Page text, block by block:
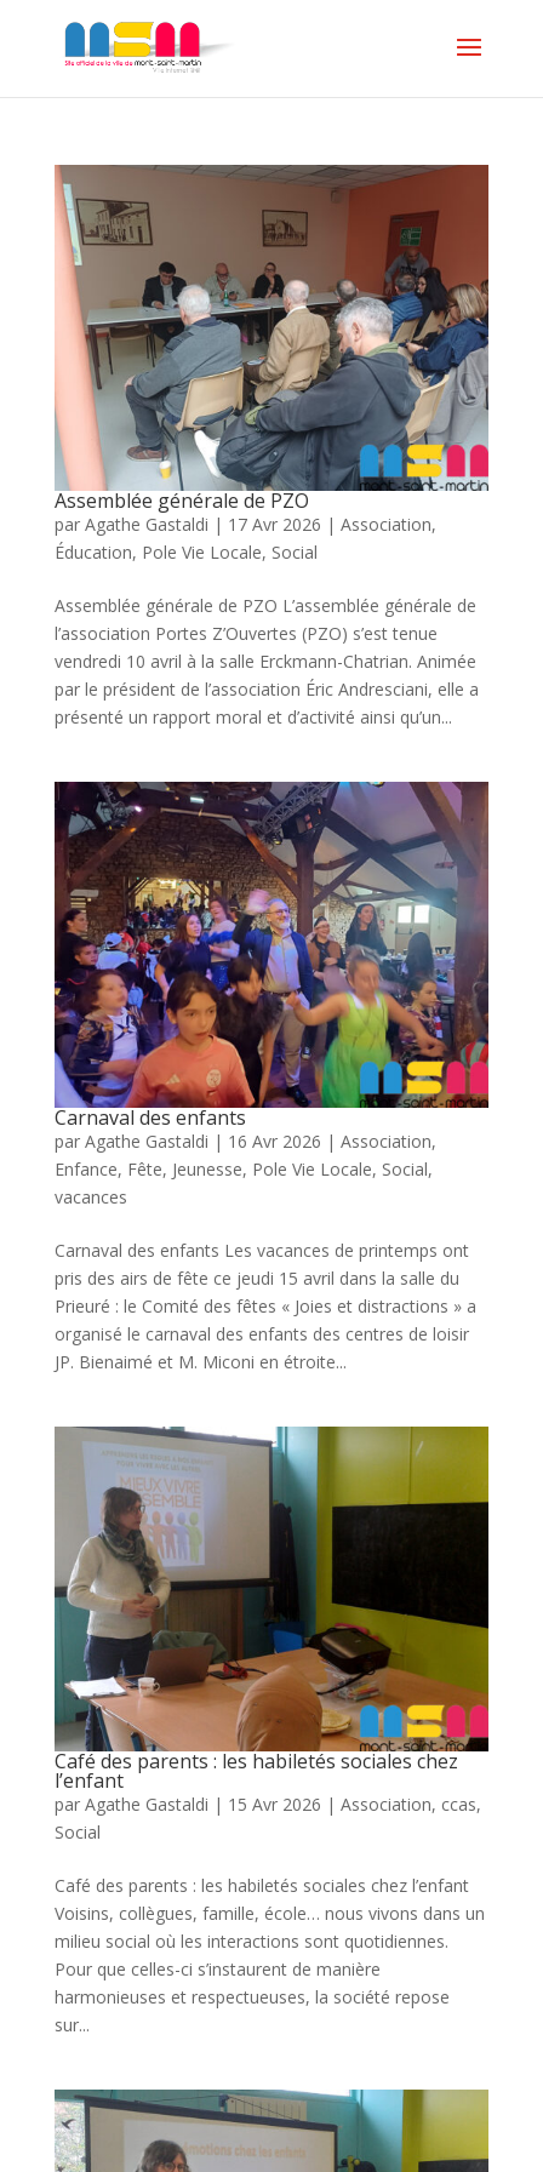
Assemblée générale de PZO
par Agathe Gastaldi | 17 Avr 2026 | Association,
Éducation, Pole Vie Locale, Social
Assemblée générale de PZO L’assemblée générale de
l’association Portes Z’Ouvertes (PZO) s’est tenue
vendredi 10 avril à la salle Erckmann-Chatrian. Animée
par le président de l’association Éric Andresciani, elle a
présenté un rapport moral et d’activité ainsi qu’un...
Carnaval des enfants
par Agathe Gastaldi | 16 Avr 2026 | Association,
Enfance, Fête, Jeunesse, Pole Vie Locale, Social,
vacances
Carnaval des enfants Les vacances de printemps ont
pris des airs de fête ce jeudi 15 avril dans la salle du
Prieuré : le Comité des fêtes « Joies et distractions » a
organisé le carnaval des enfants des centres de loisir
JP. Bienaimé et M. Miconi en étroite...
Café des parents : les habiletés sociales chez
l’enfant
par Agathe Gastaldi | 15 Avr 2026 | Association, ccas,
Social
Café des parents : les habiletés sociales chez l’enfant
Voisins, collègues, famille, école… nous vivons dans un
milieu social où les interactions sont quotidiennes.
Pour que celles-ci s’instaurent de manière
harmonieuses et respectueuses, la société repose
sur...